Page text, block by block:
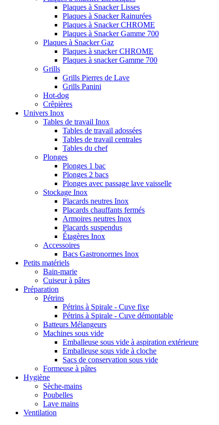
Plaques à Snacker Lisses
Plaques à Snacker Rainurées
Plaques à Snacker CHROME
Plaques à Snacker Gamme 700
Plaques à Snacker Gaz
Plaques à snacker CHROME
Plaques à snacker Gamme 700
Grills
Grills Pierres de Lave
Grills Panini
Hot-dog
Crêpières
Univers Inox
Tables de travail Inox
Tables de travail adossées
Tables de travail centrales
Tables du chef
Plonges
Plonges 1 bac
Plonges 2 bacs
Plonges avec passage lave vaisselle
Stockage Inox
Placards neutres Inox
Placards chauffants fermés
Armoires neutres Inox
Placards suspendus
Étagères Inox
Accessoires
Bacs Gastronormes Inox
Petits matériels
Bain-marie
Cuiseur à pâtes
Préparation
Pétrins
Pétrins à Spirale - Cuve fixe
Pétrins à Spirale - Cuve démontable
Batteurs Mélangeurs
Machines sous vide
Emballeuse sous vide à aspiration extérieure
Emballeuse sous vide à cloche
Sacs de conservation sous vide
Formeuse à pâtes
Hygiène
Sèche-mains
Poubelles
Lave mains
Ventilation